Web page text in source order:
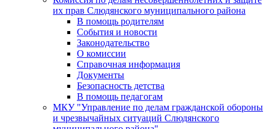
их прав Слюдянского муниципального района
В помощь родителям
События и новости
Законодательство
О комиссии
Справочная информация
Документы
Безопасность детства
В помощь педагогам
МКУ "Управление по делам гражданской обороны
и чрезвычайных ситуаций Слюдянского